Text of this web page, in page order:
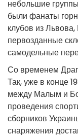
небольшие
были фанаты
клубов из
первозданные
самодельные
Со временем
Так, уже в конце
между Малым и
проведения
сборников
снаряжения